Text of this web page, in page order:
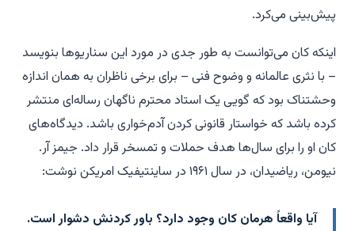
پیش‌بینی می‌کرد.
اینکه کان می‌توانست به طور جدی در مورد این سناریوها بنویسد
– با نثری عالمانه و وضوح فنی – برای برخی ناظران به همان اندازه
وحشتناک بود که گویی یک استاد محترم ناگهان رساله‌ای منتشر
کرده باشد که خواستار قانونی کردن آدم‌خواری باشد. دیدگاه‌های
کان او را برای سال‌ها هدف حملات و تمسخر قرار داد. جیمز آر.
نیومن، ریاضیدان، در سال ۱۹۶۱ در
ساینتیفیک امریکن نوشت:
آیا واقعاً هرمان کان وجود دارد؟ باور کردنش دشوار است.